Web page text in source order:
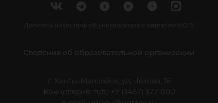
Делитесь новостями об университете с хештегом #ЮГУ
Сведения об образовательной организации
г. Ханты-Мансийск, ул. Чехова, 16
Канцелярия: тел.: +7 (3467) 377-000